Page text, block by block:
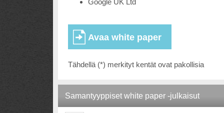
Google UK Ltd
Tähdellä (*) merkityt kentät ovat pakollisia
Samantyyppiset white paper -julkaisut